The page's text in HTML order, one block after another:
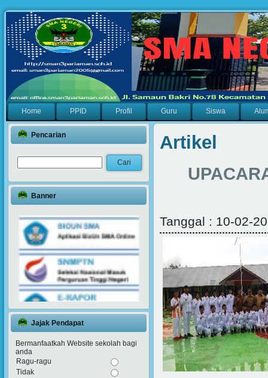
Home PPID Profil Guru Siswa
Pencarian
Banner
Jajak Pendapat
Bermanfaatkah Website sekolah bagi
anda
Ragu-ragu
Tidak
Artikel
Tanggal : 10-02-